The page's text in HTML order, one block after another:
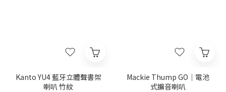
Kanto YU4 藍牙立體聲書架
喇叭 竹紋
Mackie Thump GO｜電池
式擴音喇叭